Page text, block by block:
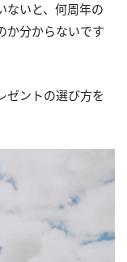
ないと、何周年の
か分からないです
ゼントの選び方を